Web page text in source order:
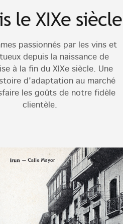
le XIXe siècle
passionnés par les vins et
depuis la naissance de
à la fin du XIXe siècle. Une
d'adaptation au marché
les goûts de notre fidèle
clientèle.